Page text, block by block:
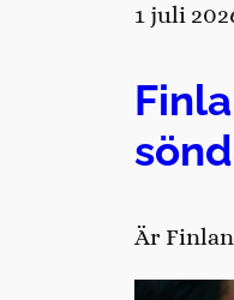
1 juli
Är